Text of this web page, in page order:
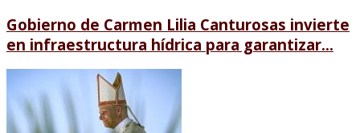
Gobierno de Carmen Lilia Canturosas invierte
en infraestructura hídrica para garantizar...